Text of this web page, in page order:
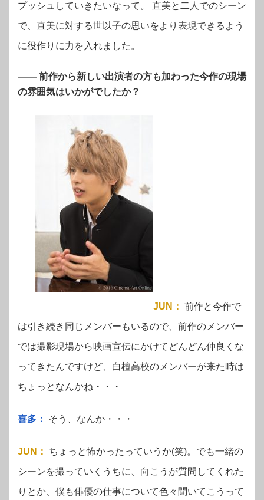
プッシュしていきたいなって。 直美と二人でのシーン
で、直美に対する世以子の思いをより表現できるよう
に役作りに力を入れました。
—— 前作から新しい出演者の方も加わった今作の現場
の雰囲気はいかがでしたか？
JUN ： 前作と今作で
は引き続き同じメンバーもいるので、前作のメンバー
では撮影現場から映画宣伝にかけてどんどん仲良くな
ってきたんですけど、白檀高校のメンバーが来た時は
ちょっとなんかね・・・
喜多： そう、なんか・・・
JUN ：
ちょっと怖かったっていうか(笑)。でも一緒の
シーンを撮っていくうちに、向こうが質問してくれた
りとか、僕も俳優の仕事について色々聞いてこうって